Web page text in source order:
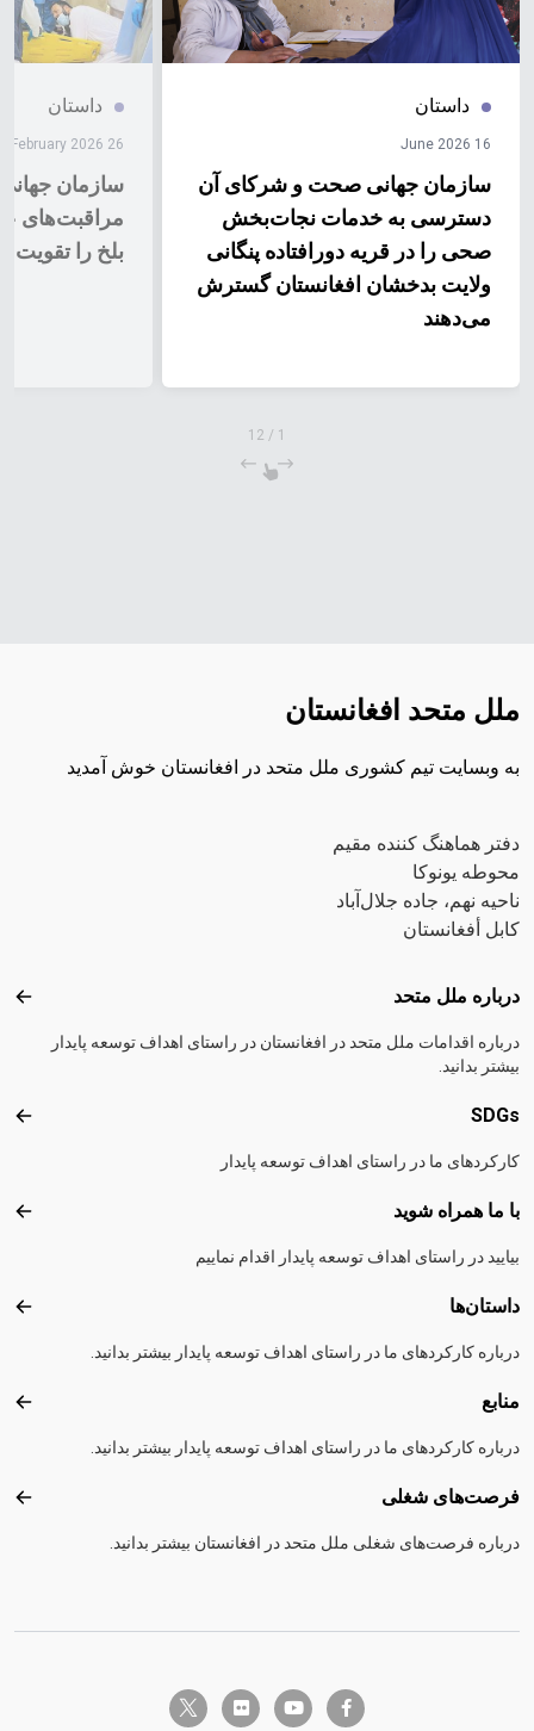
داستان
16 June 2026
سازمان جهانی صحت و شرکای آن
دسترسی به خدمات نجات‌بخش
صحی را در قریه دورافتاده پنگانی
ولایت بدخشان افغانستان گسترش
می‌دهند
داستان
26 February 2026
سازمان
مراقبت‌های
بلخ را تقویت
1
/
12
ملل متحد افغانستان
به وبسایت تیم کشوری ملل متحد در افغانستان خوش آمدید
دفتر هماهنگ کننده مقیم
محوطه یونوکا
ناحیه نهم، جاده جلال‌آباد
کابل أفغانستان
Footer menu
درباره ملل متحد
درباره اقدامات ملل متحد در افغانستان در راستای اهداف توسعه پایدار
بیشتر بدانید.
SDGs
کارکردهای ما در راستای اهداف توسعه پایدار
با ما همراه شوید با
بیایید در راستای اهداف توسعه پایدار اقدام نماییم
داستان‌ها
درباره کارکرد‌های ما در راستای اهداف توسعه پایدار بیشتر بدانید.
منابع
درباره کارکرد‌های ما در راستای اهداف توسعه پایدار بیشتر بدانید.
فرصت‌های شغلی
درباره فرصت‌های شغلی ملل متحد در افغانستان بیشتر بدانید.
facebook-f
youtube
flickr
twitter-x